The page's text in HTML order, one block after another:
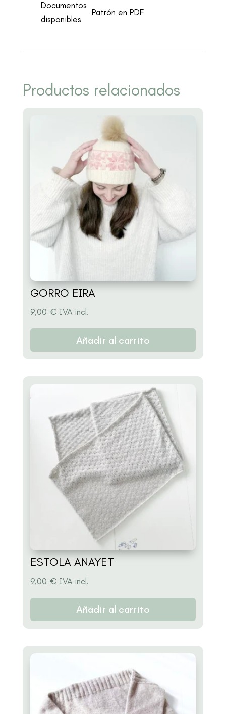
Documentos
disponibles
Patrón en PDF
Productos relacionados
GORRO EIRA
9,00 € IVA incl.
Añadir al carrito
ESTOLA ANAYET
9,00 € IVA incl.
Añadir al carrito